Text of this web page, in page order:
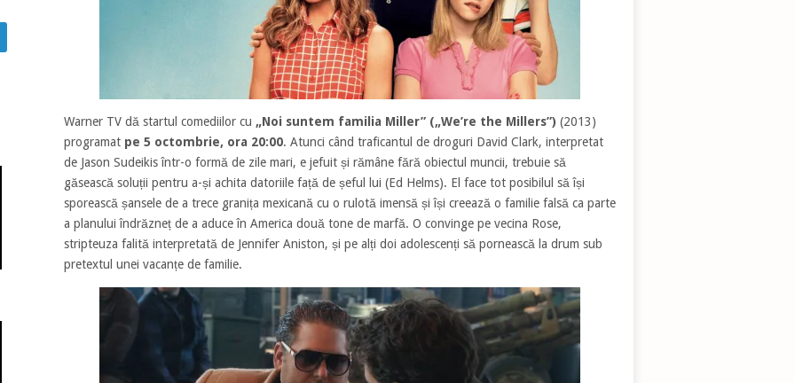
Warner TV dă startul comediilor cu „Noi suntem familia Miller” („We’re the Millers”) (2013)
programat pe 5 octombrie, ora 20:00. Atunci când traficantul de droguri David Clark, interpretat
de Jason Sudeikis într-o formă de zile mari, e jefuit și rămâne fără obiectul muncii, trebuie să
găsească soluții pentru a-și achita datoriile față de șeful lui (Ed Helms). El face tot posibilul să își
sporească șansele de a trece granița mexicană cu o rulotă imensă și își creează o familie falsă ca parte
a planului îndrăzneț de a aduce în America două tone de marfă. O convinge pe vecina Rose,
stripteuza falită interpretată de Jennifer Aniston, și pe alți doi adolescenți să pornească la drum sub
pretextul unei vacanțe de familie.